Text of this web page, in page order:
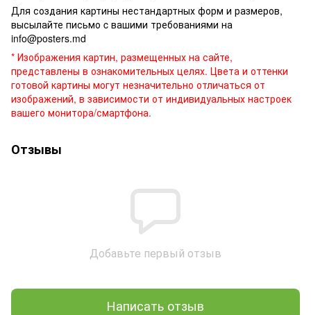
Для создания картины нестандартных форм и размеров,
высылайте письмо c вашими требованиями на
info@posters.md
* Изображения картин, размещенных на сайте,
представлены в ознакомительных целях. Цвета и оттенки
готовой картины могут незначительно отличаться от
изображений, в зависимости от индивидуальных настроек
вашего монитора/смартфона.
Отзывы
Добавьте первый отзыв
Написать отзыв